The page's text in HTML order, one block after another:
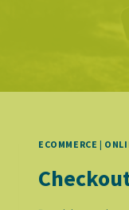
ECOMMERCE |